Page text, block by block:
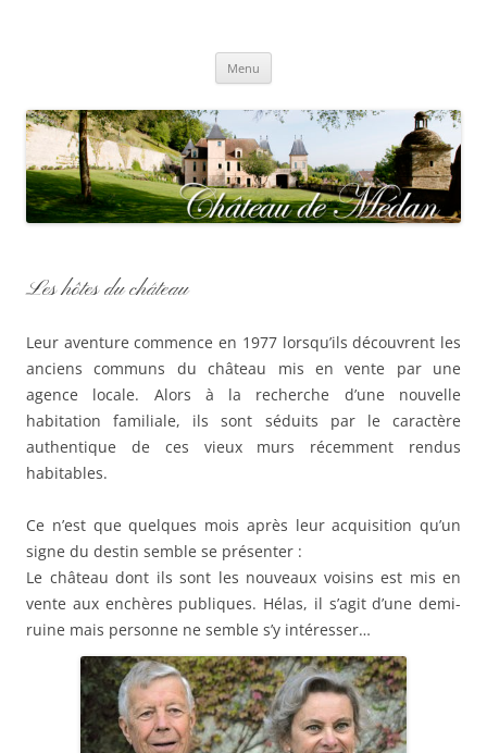
Menu
Les hôtes du château
Leur aventure commence en 1977 lorsqu’ils découvrent les
anciens communs du château mis en vente par une
agence locale. Alors à la recherche d’une nouvelle
habitation familiale, ils sont séduits par le caractère
authentique de ces vieux murs récemment rendus
habitables.
Ce n’est que quelques mois après leur acquisition qu’un
signe du destin semble se présenter :
Le château dont ils sont les nouveaux voisins est mis en
vente aux enchères publiques. Hélas, il s’agit d’une demi-
ruine mais personne ne semble s’y intéresser…